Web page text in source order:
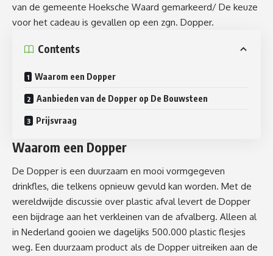
van de gemeente Hoeksche Waard gemarkeerd/ De keuze
voor het cadeau is gevallen op een zgn. Dopper.
Contents
Waarom een Dopper
Aanbieden van de Dopper op De Bouwsteen
Prijsvraag
Waarom een Dopper
De Dopper is een duurzaam en mooi vormgegeven
drinkfles, die telkens opnieuw gevuld kan worden. Met de
wereldwijde discussie over plastic afval levert de Dopper
een bijdrage aan het verkleinen van de afvalberg. Alleen al
in Nederland gooien we dagelijks 500.000 plastic flesjes
weg. Een duurzaam product als de Dopper uitreiken aan de